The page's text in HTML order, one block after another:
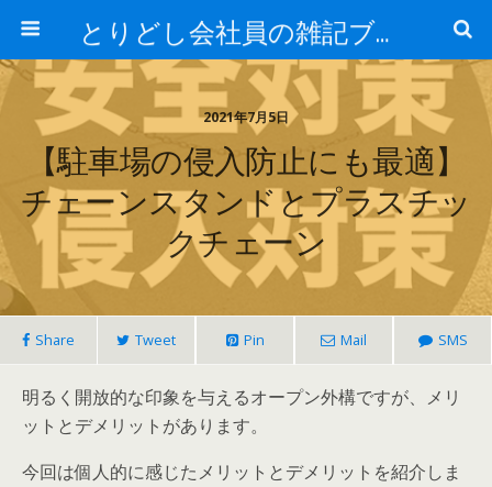
とりどし会社員の雑記ブログ
2021年7月5日
【駐車場の侵入防止にも最適】
チェーンスタンドとプラスチッ
クチェーン
Share Tweet Pin Mail SMS
明るく開放的な印象を与えるオープン外構ですが、 メリ
ットとデメリットがあります。
今回は個人的に感じたメリットとデメリットを紹介しま